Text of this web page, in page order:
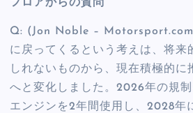
フロアからの質問
Q: (Jon Noble –
に戻ってくるという考えは、将来
しれないものから、現在積極的に
へと変化しました。2026年の規
エンジンを2年間使用し、2028年